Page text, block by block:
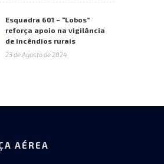
Esquadra 601 – “Lobos”
reforça apoio na vigilância
de incêndios rurais
23 de Agosto de 2024
AÉREA